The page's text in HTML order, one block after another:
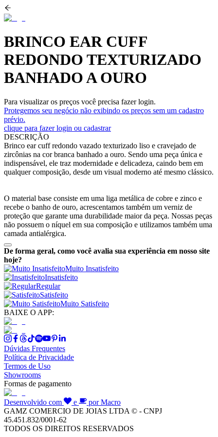
BRINCO EAR CUFF
REDONDO TEXTURIZADO
BANHADO A OURO
Para visualizar os preços você precisa fazer login.
Protegemos seu negócio não exibindo os preços sem um cadastro
prévio.
clique para fazer login ou cadastrar
DESCRIÇÃO
Brinco ear cuff redondo vazado texturizado liso e cravejado de
zircônias na cor branca banhado a ouro. Sendo uma peça única e
indispensável, ele traz modernidade e delicadeza, caindo bem em
qualquer composição, desde um visual moderno até mesmo clássico.
O material base consiste em uma liga metálica de cobre e zinco e
recebe o banho de ouro, acrescentamos também um verniz de
proteção que garante uma durabilidade maior da peça. Nossas peças
não possuem o níquel em sua composição e utilizamos também uma
camada antialérgica.
De forma geral, como você avalia sua experiência em nosso site
hoje?
Muito Insatisfeito
Insatisfeito
Regular
Satisfeito
Muito Satisfeito
BAIXE O APP:
Dúvidas Frequentes
Política de Privacidade
Termos de Uso
Showrooms
Formas de pagamento
Desenvolvido com e
por Macro
GAMZ COMERCIO DE JOIAS LTDA © - CNPJ
45.451.832/0001-62
TODOS OS DIREITOS RESERVADOS